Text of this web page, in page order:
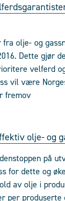
olje- og
Dette gjør
velferd
vil være
fremov
olje- og
på
for dette og
av olje i
per produserte